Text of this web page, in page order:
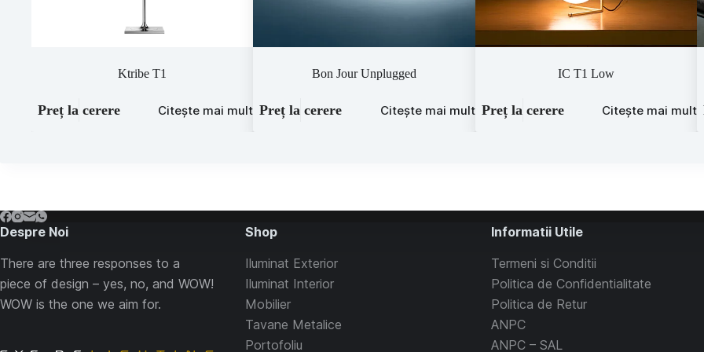
Ktribe T1
Preț la cerere Citește mai mult
Bon Jour Unplugged
Preț la cerere Citește mai mult
IC T1 Low
Preț la cerere Citește mai mult
Despre Noi
There are three responses to a
piece of design – yes, no, and WOW!
WOW is the one we aim for.
Shop
Iluminat Exterior
Iluminat Interior
Mobilier
Tavane Metalice
Portofoliu
Informatii Utile
Termeni si Conditii
Politica de Confidentialitate
Politica de Retur
ANPC
ANPC – SAL